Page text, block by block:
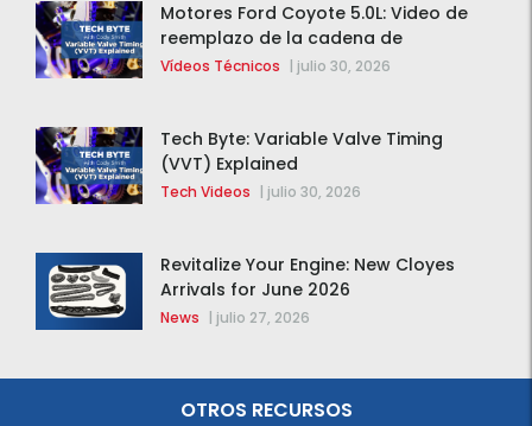
Motores Ford Coyote 5.0L: Video de
reemplazo de la cadena de
distribución de la F-150 2015 – 2020
Vídeos Técnicos | julio 30, 2026
Tech Byte: Variable Valve Timing
(VVT) Explained
Tech Videos | julio 30, 2026
Revitalize Your Engine: New Cloyes
Arrivals for June 2026
News | julio 27, 2026
OTROS RECURSOS